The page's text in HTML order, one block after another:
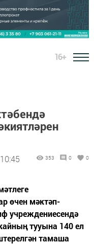
16+
353 0 0
өчен мәктәп-
учреждениесендә
тууына 140 ел
тамаша